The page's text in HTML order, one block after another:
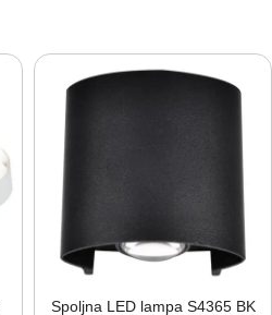
Spoljna LED lampa S4365 BK